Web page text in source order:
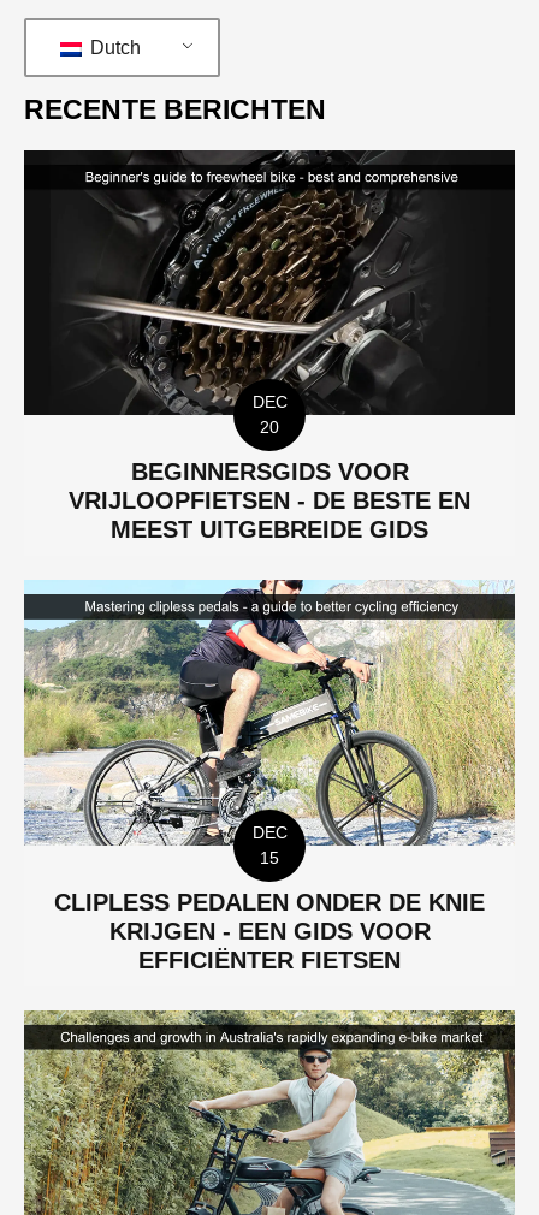
Dutch
RECENTE BERICHTEN
DEC
20
BEGINNERSGIDS VOOR
VRIJLOOPFIETSEN - DE BESTE EN
MEEST UITGEBREIDE GIDS
DEC
15
CLIPLESS PEDALEN ONDER DE KNIE
KRIJGEN - EEN GIDS VOOR
EFFICIËNTER FIETSEN